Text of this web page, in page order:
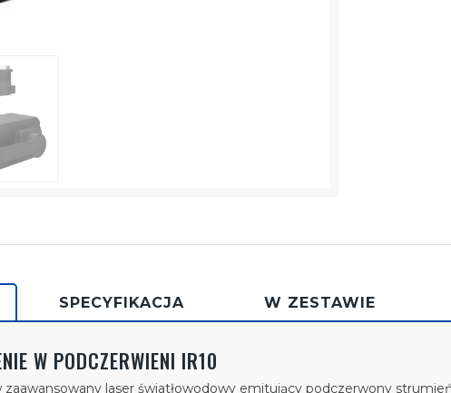
SPECYFIKACJA W ZESTAWIE
W PODCZERWIENI IR10
laser światłowodowy emitujący podczerwony